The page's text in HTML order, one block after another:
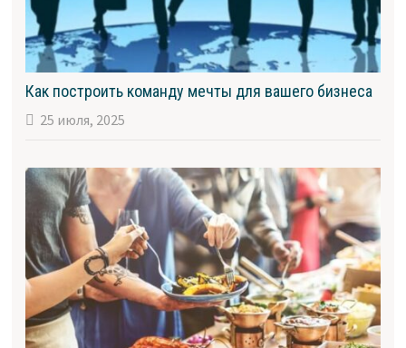
Как построить команду мечты для вашего бизнеса
25 июля, 2025